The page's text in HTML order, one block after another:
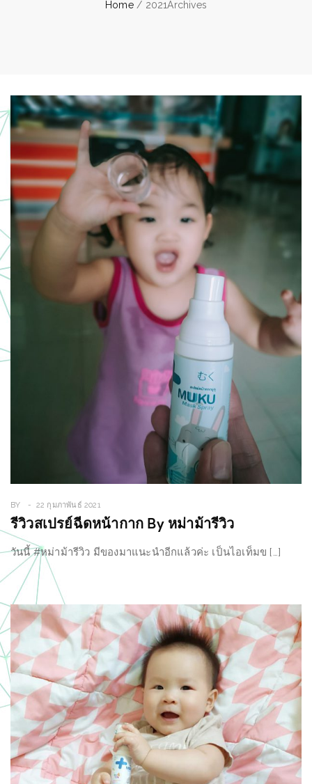
Home/ 2021Archives
BY 22 กุมภาพันธ์ 2021
รีวิวสเปรย์ฉีดหน้ากาก By หม่าม้ารีวิว
วันนี้ #หม่าม้ารีวิว มีของมาแนะนำอีกแล้วค่ะ เป็นไอเท็มข […]